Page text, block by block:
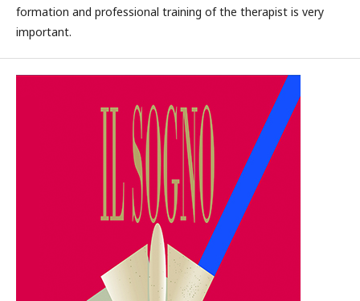
formation and professional training of the therapist is very
important.